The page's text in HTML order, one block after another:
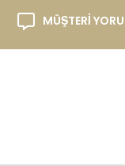
MÜŞTERİ